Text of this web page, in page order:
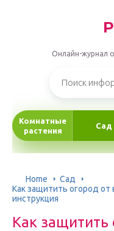
Онлайн-журнал
Комнатные
растения
Сад
Home
Сад
Как защитить огород от
инструкция
Как защитить